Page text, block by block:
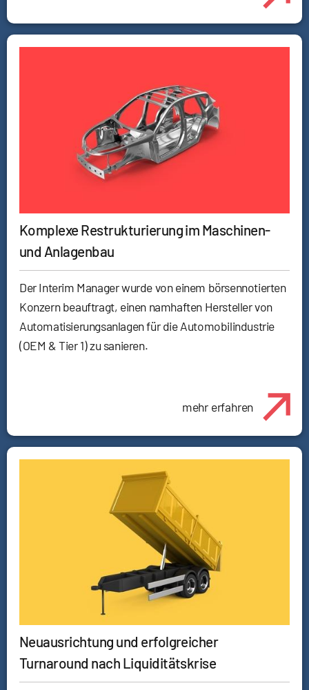
Komplexe Restrukturierung im Maschinen-
und Anlagenbau
Der Interim Manager wurde von einem börsennotierten
Konzern beauftragt, einen namhaften Hersteller von
Automatisierungsanlagen für die Automobilindustrie
(OEM & Tier 1) zu sanieren.
mehr erfahren
Neuausrichtung und erfolgreicher
Turnaround nach Liquiditätskrise